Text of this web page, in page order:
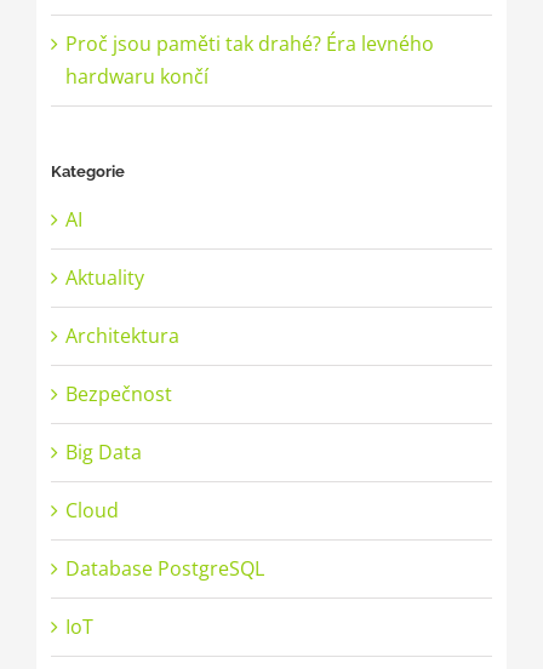
Proč jsou paměti tak drahé? Éra levného
hardwaru končí
Kategorie
AI
Aktuality
Architektura
Bezpečnost
Big Data
Cloud
Database PostgreSQL
IoT